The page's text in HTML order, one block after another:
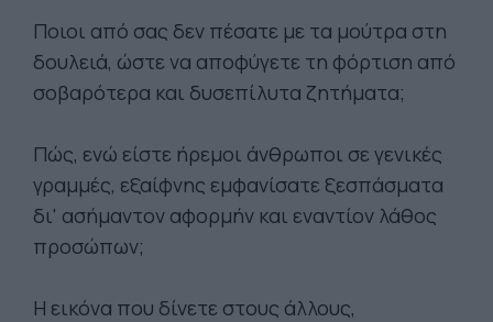
Ποιοι από σας δεν πέσατε με τα μούτρα στη
δουλειά, ώστε να αποφύγετε τη φόρτιση από
σοβαρότερα και δυσεπίλυτα ζητήματα;
Πώς, ενώ είστε ήρεμοι άνθρωποι σε γενικές
γραμμές, εξαίφνης εμφανίσατε ξεσπάσματα
δι' ασήμαντον αφορμήν και εναντίον λάθος
προσώπων;
Η εικόνα που δίνετε στους άλλους,